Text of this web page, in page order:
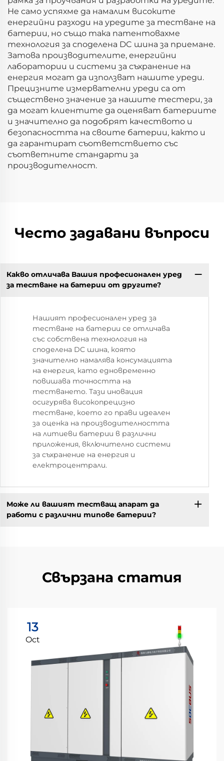
Не само успяхме да намалим високите
енергийни разходи на уредите за тестване на
батерии, но също така патентовахме
технология за споделена DC шина за приемане.
Затова производителите, енергийни
лаборатории и системи за съхранение на
енергия могат да използват нашите уреди.
Прецизните измервателни уреди са от
съществено значение за нашите тестери, за
да могат клиентите да оценяват батериите
и значително да подобрят качеството и
безопасността на своите батерии, както и
да гарантират съответствието със
съответните стандарти за
производителност.
Често задавани въпроси
Какво отличава Вашия професионален уред
за тестване на батерии от другите?
Нашият професионален уред за
тестване на батерии се отличава
със собствена технология на
споделена DC шина, която
значително намалява консумацията
на енергия, като едновременно
повишава точността на
тестването. Тази иновация
осигурява високопрецизно
тестване, което го прави идеален
за оценка на производителността
на литиеви батерии в различни
приложения, включително системи
за съхранение на енергия и
електроцентрали.
Може ли вашият тестващ апарат да
работи с различни типове батерии?
Свързана статия
13
Oct